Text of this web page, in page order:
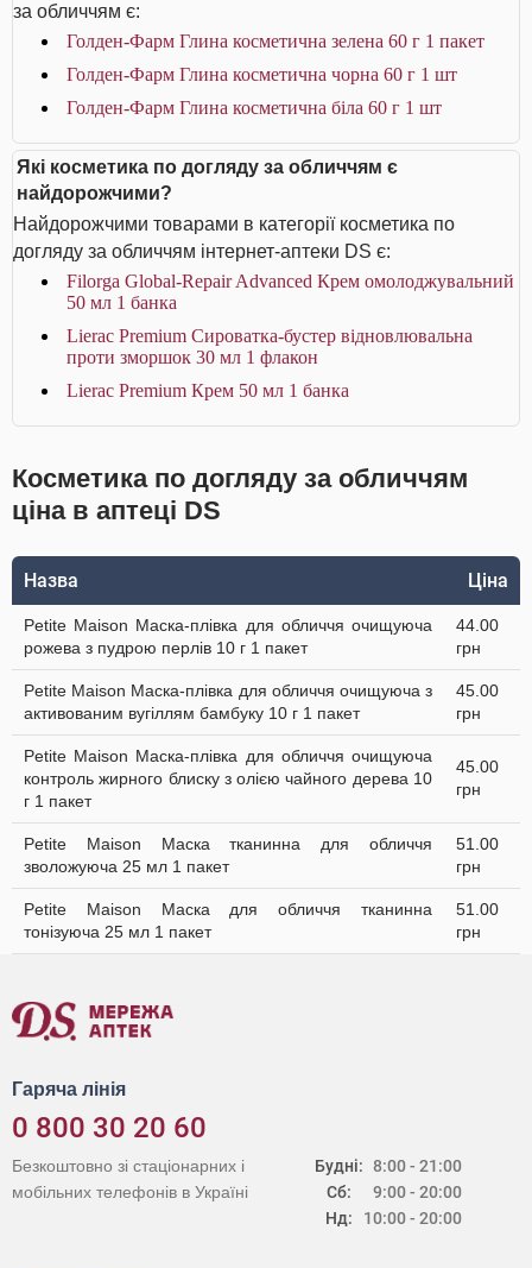
за обличчям є:
Голден-Фарм Глина косметична зелена 60 г 1 пакет
Голден-Фарм Глина косметична чорна 60 г 1 шт
Голден-Фарм Глина косметична біла 60 г 1 шт
Які косметика по догляду за обличчям є
найдорожчими?
Найдорожчими товарами в категорії косметика по
догляду за обличчям інтернет-аптеки DS є:
Filorga Global-Repair Advanced Крем омолоджувальний
50 мл 1 банка
Lierac Premium Сироватка-бустер відновлювальна
проти зморшок 30 мл 1 флакон
Lierac Premium Крем 50 мл 1 банка
Косметика по догляду за обличчям
ціна в аптеці DS
Назва Ціна
Petite Maison Маска-плівка для обличчя очищуюча
рожева з пудрою перлів 10 г 1 пакет
44.00
грн
Petite Maison Маска-плівка для обличчя очищуюча з
активованим вугіллям бамбуку 10 г 1 пакет
45.00
грн
Petite Maison Маска-плівка для обличчя очищуюча
контроль жирного блиску з олією чайного дерева 10
г 1 пакет
45.00
грн
Petite Maison Маска тканинна для обличчя
зволожуюча 25 мл 1 пакет
51.00
грн
Petite Maison Маска для обличчя тканинна
тонізуюча 25 мл 1 пакет
51.00
грн
Гаряча лінія
0 800 30 20 60
Будні:
Сб:
Нд:
8:00 - 21:00
9:00 - 20:00
10:00 - 20:00
Безкоштовно зі стаціонарних і
мобільних телефонів в Україні